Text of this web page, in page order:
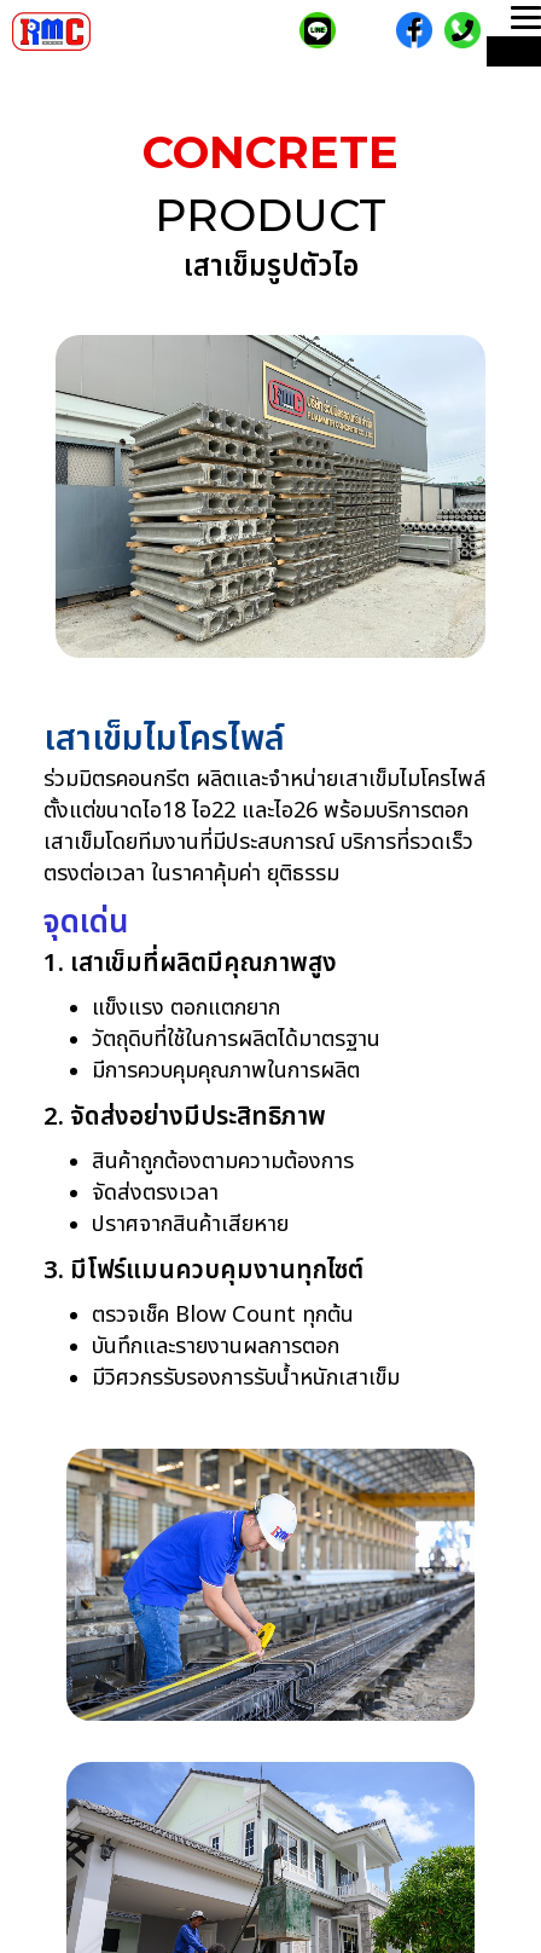
CONCRETE
PRODUCT
เสาเข็มรูปตัวไอ
เสาเข็มไมโครไพล์
ร่วมมิตรคอนกรีต ผลิตและจำหน่ายเสาเข็มไมโครไพล์
ตั้งแต่ขนาดไอ18 ไอ22 และไอ26 พร้อมบริการตอก
เสาเข็มโดยทีมงานที่มีประสบการณ์ บริการที่รวดเร็ว
ตรงต่อเวลา ในราคาคุ้มค่า ยุติธรรม
จุดเด่น
1. เสาเข็มที่ผลิตมีคุณภาพสูง
แข็งแรง ตอกแตกยาก
วัตถุดิบที่ใช้ในการผลิตได้มาตรฐาน
มีการควบคุมคุณภาพในการผลิต
2. จัดส่งอย่างมีประสิทธิภาพ
สินค้าถูกต้องตามความต้องการ
จัดส่งตรงเวลา
ปราศจากสินค้าเสียหาย
3. มีโฟร์แมนควบคุมงานทุกไซต์
ตรวจเช็ค Blow Count ทุกต้น
บันทึกและรายงานผลการตอก
มีวิศวกรรับรองการรับน้ำหนักเสาเข็ม